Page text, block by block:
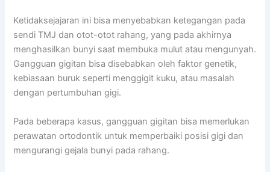
Ketidaksejajaran ini bisa menyebabkan ketegangan pada
sendi TMJ dan otot-otot rahang, yang pada akhirnya
menghasilkan bunyi saat membuka mulut atau mengunyah.
Gangguan gigitan bisa disebabkan oleh faktor genetik,
kebiasaan buruk seperti menggigit kuku, atau masalah
dengan pertumbuhan gigi.
Pada beberapa kasus, gangguan gigitan bisa memerlukan
perawatan ortodontik untuk memperbaiki posisi gigi dan
mengurangi gejala bunyi pada rahang.